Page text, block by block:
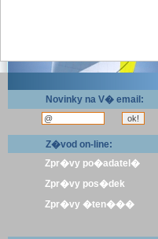
Novinky na V� email:
Z�vod on-line:
Zpr�vy po�adatel�
Zpr�vy pos�dek
Zpr�vy �ten���